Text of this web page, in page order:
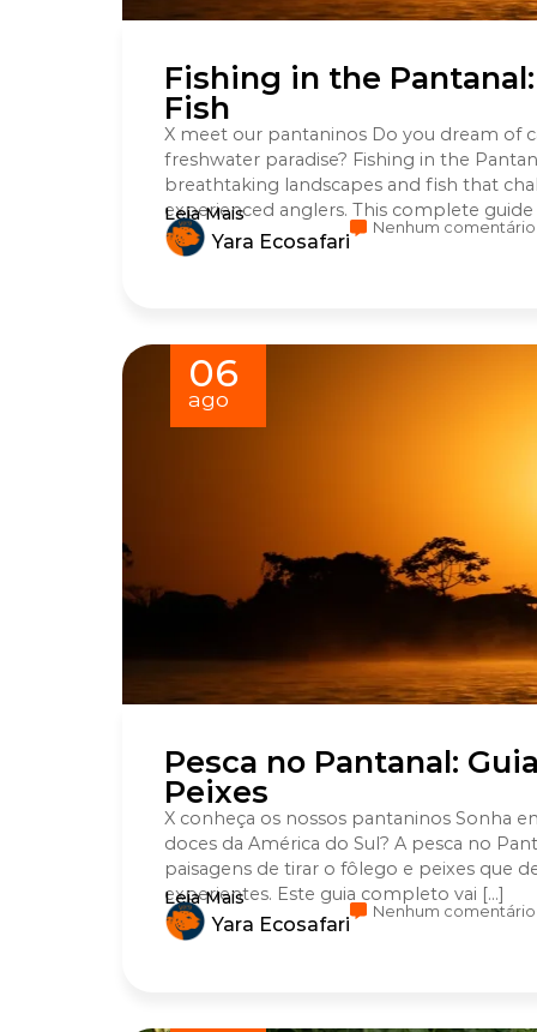
Fishing in the
Fish
X meet our pantaninos Do you dream of
freshwater paradise? Fishing in the
breathtaking landscapes and fish that
experienced anglers. This complete
Leia Mais
Yara Ecosafari
Nenhum comentário
06
ago
Pesca no Pantanal:
Peixes
X conheça os nossos pantaninos Sonha
doces da América do Sul? A pesca no
paisagens de tirar o fôlego e peixes que
experientes. Este guia completo vai […]
Leia Mais
Yara Ecosafari
Nenhum comentário